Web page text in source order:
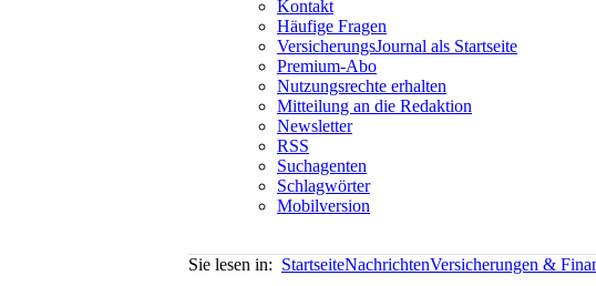
Kontakt
Häufige Fragen
VersicherungsJournal als Startseite
Premium-Abo
Nutzungsrechte erhalten
Mitteilung an die Redaktion
Newsletter
RSS
Suchagenten
Schlagwörter
Mobilversion
Sie lesen in: StartseiteNachrichtenVersicherungen &